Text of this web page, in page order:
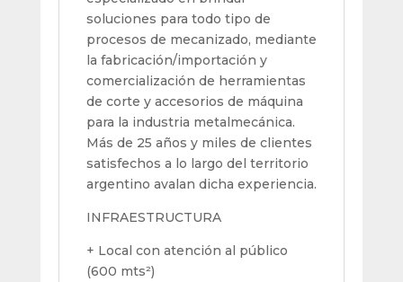
soluciones para todo tipo de
procesos de mecanizado, mediante
la fabricación/importación y
comercialización de herramientas
de corte y accesorios de máquina
para la industria metalmecánica.
Más de 25 años y miles de clientes
satisfechos a lo largo del territorio
argentino avalan dicha experiencia.
INFRAESTRUCTURA
+ Local con atención al público
(600 mts²)